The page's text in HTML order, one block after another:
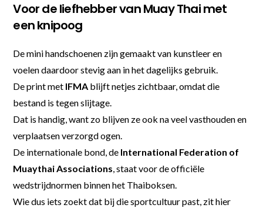
Voor de liefhebber van Muay Thai met
een knipoog
De mini handschoenen zijn gemaakt van kunstleer en
voelen daardoor stevig aan in het dagelijks gebruik.
De print met IFMA blijft netjes zichtbaar, omdat die
bestand is tegen slijtage.
Dat is handig, want zo blijven ze ook na veel vasthouden en
verplaatsen verzorgd ogen.
De internationale bond, de International Federation of
Muaythai Associations, staat voor de officiële
wedstrijdnormen binnen het Thaiboksen.
Wie dus iets zoekt dat bij die sportcultuur past, zit hier